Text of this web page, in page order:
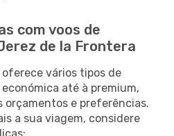
com voos de
de la Frontera
vários tipos de
até à premium,
e preferências.
a sua viagem, considere